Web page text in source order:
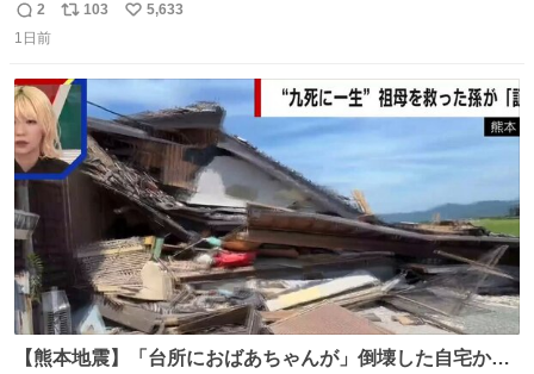
返
信
2
リ
ト
数
103
い
数
5,633
1日前
【熊本地震】「台所におばあちゃんが」倒壊した自宅から